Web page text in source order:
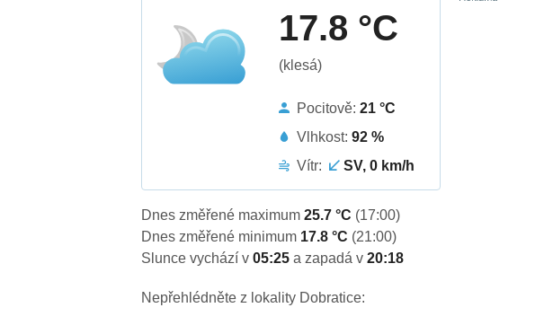
17.8 °C
(klesá)
Pocitově:21 °C
Vlhkost:92 %
Vítr:
SV, 0 km/h
Dnes změřené maximum25.7 °C (17:00)
Dnes změřené minimum 17.8 °C (21:00)
Slunce vychází v05:25a zapadá v20:18
Nepřehlédněte z lokality Dobratice: